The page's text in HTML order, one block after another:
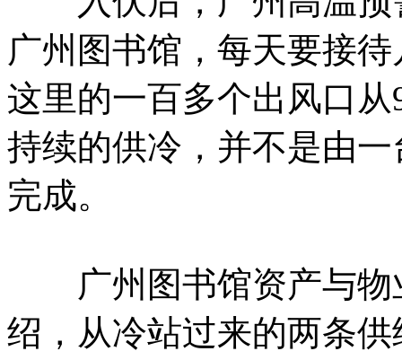
广州图书馆，每天要接
这里的一百多个出风口
持续的供冷，并不是由
完成。
广州图书馆资产与物
绍，从冷站过来的两条